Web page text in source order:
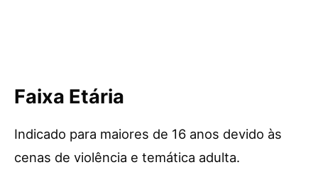
Faixa Etária
Indicado para maiores de 16 anos devido às
cenas de violência e temática adulta.